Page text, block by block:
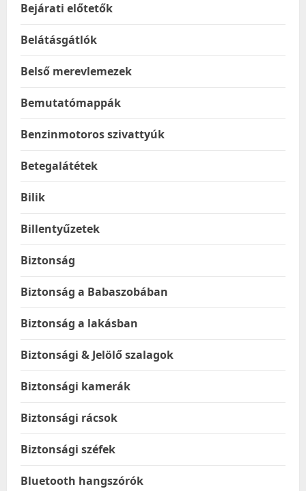
Bejárati előtetők
Belátásgátlók
Belső merevlemezek
Bemutatómappák
Benzinmotoros szivattyúk
Betegalátétek
Bilik
Billentyűzetek
Biztonság
Biztonság a Babaszobában
Biztonság a lakásban
Biztonsági & Jelölő szalagok
Biztonsági kamerák
Biztonsági rácsok
Biztonsági széfek
Bluetooth hangszórók